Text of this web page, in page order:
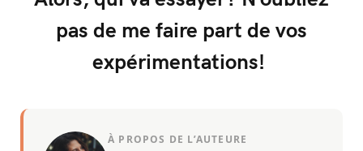
pas de me faire part de vos
expérimentations!
À PROPOS DE L’AUTEURE